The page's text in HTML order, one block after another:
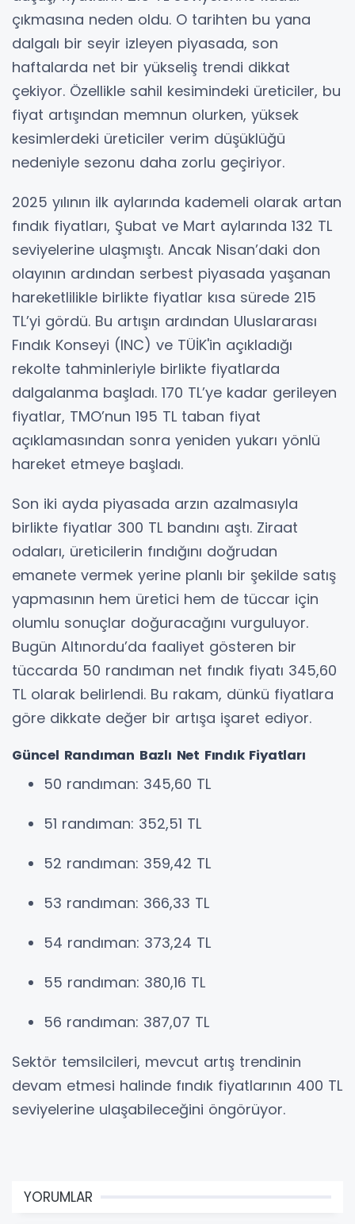
çıkmasına neden oldu. O tarihten bu yana
dalgalı bir seyir izleyen piyasada, son
haftalarda net bir yükseliş trendi dikkat
çekiyor. Özellikle sahil kesimindeki üreticiler, bu
fiyat artışından memnun olurken, yüksek
kesimlerdeki üreticiler verim düşüklüğü
nedeniyle sezonu daha zorlu geçiriyor.
2025 yılının ilk aylarında kademeli olarak artan
fındık fiyatları, Şubat ve Mart aylarında 132 TL
seviyelerine ulaşmıştı. Ancak Nisan’daki don
olayının ardından serbest piyasada yaşanan
hareketlilikle birlikte fiyatlar kısa sürede 215
TL’yi gördü. Bu artışın ardından Uluslararası
Fındık Konseyi (INC) ve TÜİK'in açıkladığı
rekolte tahminleriyle birlikte fiyatlarda
dalgalanma başladı. 170 TL’ye kadar gerileyen
fiyatlar, TMO’nun 195 TL taban fiyat
açıklamasından sonra yeniden yukarı yönlü
hareket etmeye başladı.
Son iki ayda piyasada arzın azalmasıyla
birlikte fiyatlar 300 TL bandını aştı. Ziraat
odaları, üreticilerin fındığını doğrudan
emanete vermek yerine planlı bir şekilde satış
yapmasının hem üretici hem de tüccar için
olumlu sonuçlar doğuracağını vurguluyor.
Bugün Altınordu’da faaliyet gösteren bir
tüccarda 50 randıman net fındık fiyatı 345,60
TL olarak belirlendi. Bu rakam, dünkü fiyatlara
göre dikkate değer bir artışa işaret ediyor.
Güncel Randıman Bazlı Net Fındık Fiyatları
50 randıman: 345,60 TL
51 randıman: 352,51 TL
52 randıman: 359,42 TL
53 randıman: 366,33 TL
54 randıman: 373,24 TL
55 randıman: 380,16 TL
56 randıman: 387,07 TL
Sektör temsilcileri, mevcut artış trendinin
devam etmesi halinde fındık fiyatlarının 400 TL
seviyelerine ulaşabileceğini öngörüyor.
YORUMLAR